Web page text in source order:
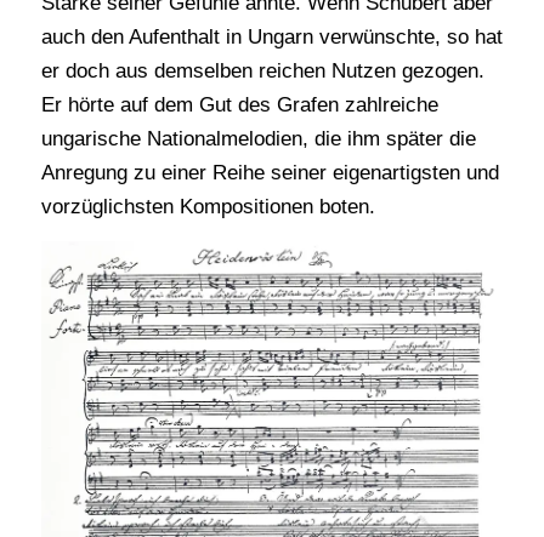
auch den Aufenthalt in Ungarn verwünschte, so hat
er doch aus demselben reichen Nutzen gezogen.
Er hörte auf dem Gut des Grafen zahlreiche
ungarische Nationalmelodien, die ihm später die
Anregung zu einer Reihe seiner eigenartigsten und
vorzüglichsten Kompositionen boten.